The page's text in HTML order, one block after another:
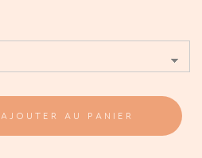
AJOUTER AU PANIER